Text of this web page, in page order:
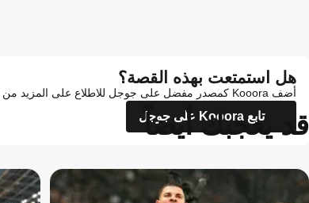
هل استمتعت بهذه القصة؟
أضف Kooora كمصدر مفضل على جوجل للاطلاع على المزيد من تقاريرنا
تابع Kooora على جوجل
قد يعجبك أيضاً